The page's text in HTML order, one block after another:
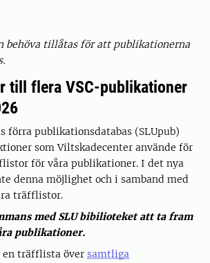
behöva tillåtas för att publikationerna
till flera VSC-publikationer
förra publikationsdatabas (SLUpub)
som Viltskadecenter använde för
för våra publikationer. I det nya
denna möjlighet och i samband med
träfflistor.
med SLU bibilioteket att ta fram
publikationer.
träfflista över samtliga